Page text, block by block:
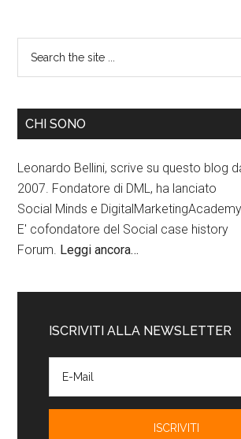
CHI SONO
Leonardo Bellini, scrive su questo blog
2007. Fondatore di DML, ha lanciato
Social Minds e DigitalMarketingAcademy.
E' cofondatore del Social case history
Forum. Leggi ancora…
ISCRIVITI ALLA NEWSLETTER